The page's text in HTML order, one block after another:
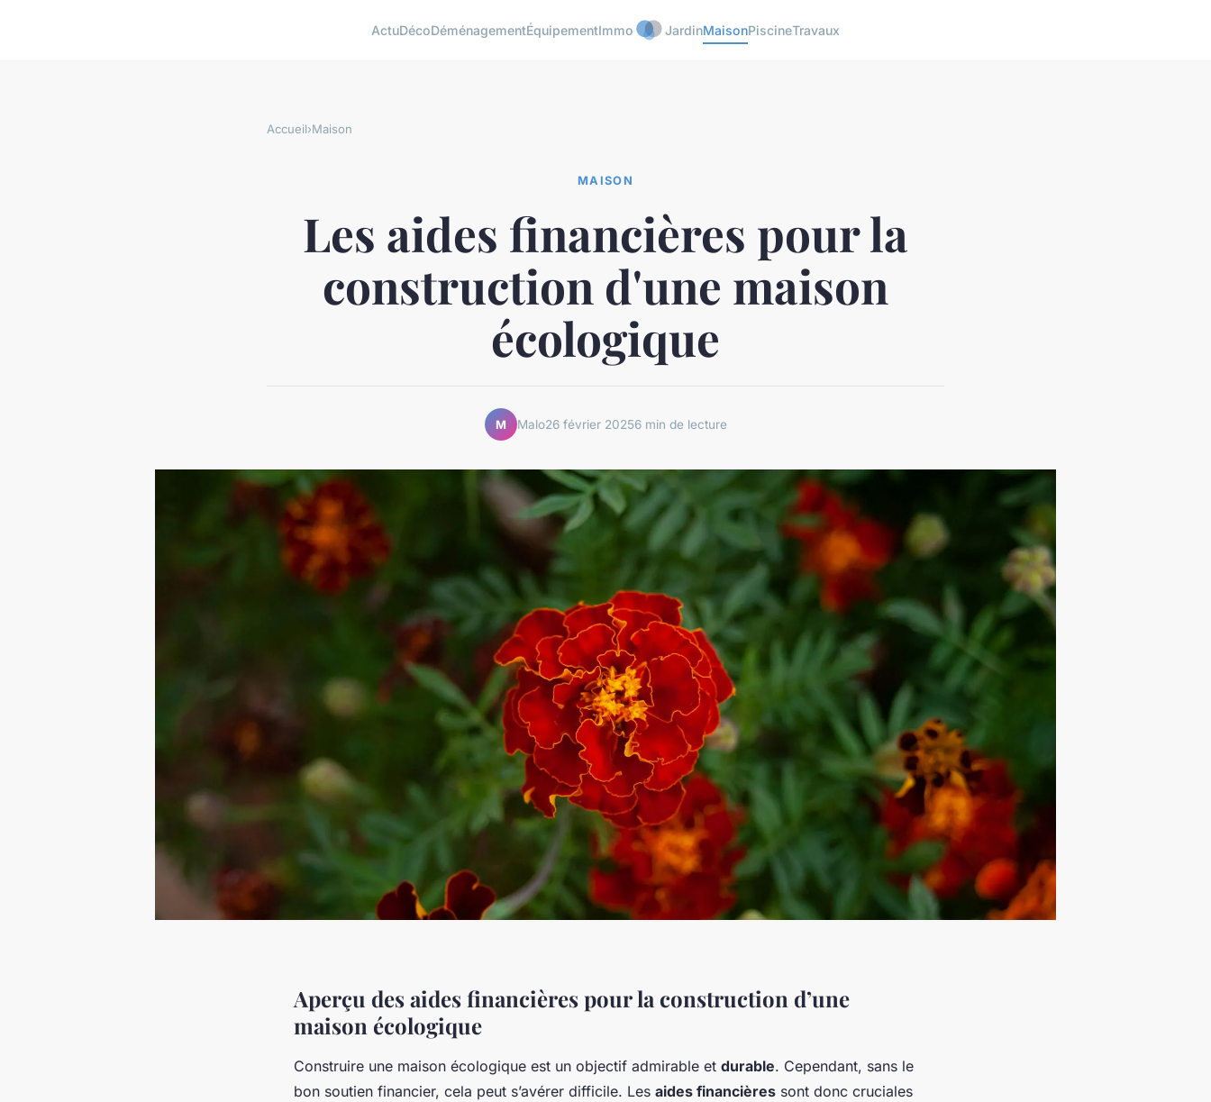
ActuDécoDéménagementÉquipementImmo JardinMaisonPiscineTravaux
Accueil›Maison
MAISON
Les aides financières pour la
construction d'une maison
écologique
M Malo26 février 20256 min de lecture
Aperçu des aides financières pour la construction d’une
maison écologique
Construire une maison écologique est un objectif admirable et durable. Cependant, sans le
bon soutien financier, cela peut s’avérer difficile. Les aides financières sont donc cruciales